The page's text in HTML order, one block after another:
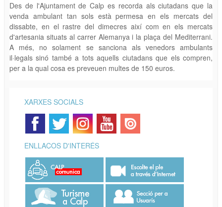
Des de l'Ajuntament de Calp es recorda als ciutadans que la
venda ambulant tan sols està permesa en els mercats del
dissabte, en el rastre del dimecres així com en els mercats
d'artesania situats al carrer Alemanya i la plaça del Mediterrani.
A més, no solament se sanciona als venedors ambulants
il·legals sinó també a tots aquells ciutadans que els compren,
per a la qual cosa es preveuen multes de 150 euros.
XARXES SOCIALS
ENLLAÇOS D'INTERÉS